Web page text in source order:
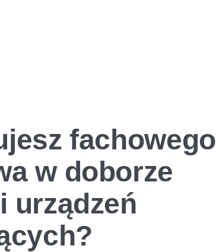
fachowego
w doborze
urządzeń